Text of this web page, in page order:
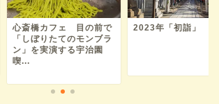
心斎橋カフェ 目の前で
「しぼりたてのモンブラ
ン」を実演する宇治園
喫...
2023年「初詣」